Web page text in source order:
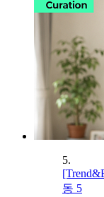
5.
동 5